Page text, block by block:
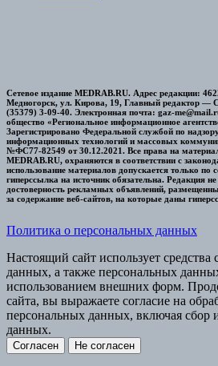
Сетевое издание MEDRAB.RU. Адрес редакции:
Медногорск, ул. Кирова, 19, Главный редактор —
(35379) 3-09-40. Электронная почта: gaz-
общество «Региональное информационное
Зарегистрировано Федеральной службой по
информационных технологий и массовых
№ФС77-82549 от 30.12.2021. Все права на
MEDRAB.RU, охраняются в соответствии с
использование материалов допускается только по
гиперссылка на источник обязательна. Редакция не
достоверность рекламных объявлений,
за содержание веб-сайтов, на которые даны
Политика о персональных данных
Настоящий сайт использует средства
данных, а также персональных
использованием внешних форм.
сайта, вы выражаете согласие на
персональных данных, включая сбор
данных.
Согласен Не согласен